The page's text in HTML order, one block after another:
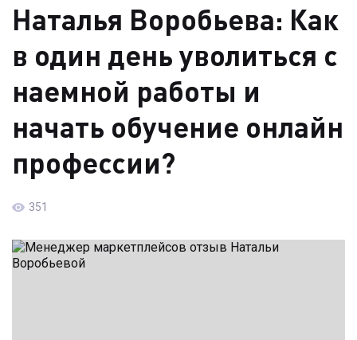
Наталья Воробьева: Как
в один день уволиться с
наемной работы и
начать обучение онлайн
профессии?
351